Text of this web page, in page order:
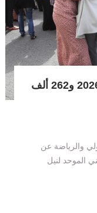
64.8% نسبة النجاح في بكالوريا 2026 و262 ألف
والرياضة عن
الموحد لنيل